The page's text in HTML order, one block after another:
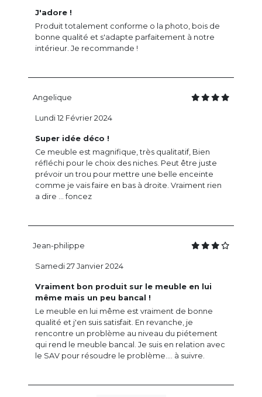
J'adore !
Produit totalement conforme o la photo, bois de
bonne qualité et s'adapte parfaitement à notre
intérieur. Je recommande !
Angelique
Super idée déco !
Ce meuble est magnifique, très qualitatif, Bien
réfléchi pour le choix des niches. Peut être juste
prévoir un trou pour mettre une belle enceinte
comme je vais faire en bas à droite. Vraiment rien
a dire ... foncez
Lundi 12 Février 2024
Jean-philippe
Vraiment bon produit sur le meuble en lui
même mais un peu bancal !
Le meuble en lui même est vraiment de bonne
qualité et j'en suis satisfait. En revanche, je
rencontre un problème au niveau du piétement
qui rend le meuble bancal. Je suis en relation avec
le SAV pour résoudre le problème.... à suivre.
Samedi 27 Janvier 2024